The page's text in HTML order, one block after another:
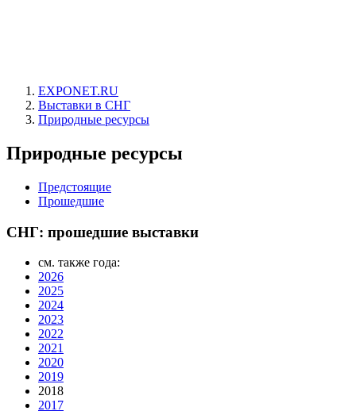
EXPONET.RU
Выставки в СНГ
Природные ресурсы
Природные ресурсы
Предстоящие
Прошедшие
СНГ: прошедшие выставки
см. также года:
2026
2025
2024
2023
2022
2021
2020
2019
2018
2017